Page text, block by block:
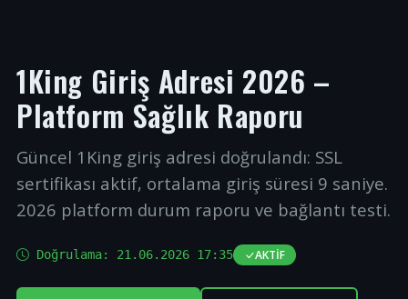
1King Giriş Adresi 2026 –
Platform Sağlık Raporu
Güncel 1King giriş adresi doğrulandı: SSL
sertifikası aktif, ortalama giriş süresi 9 saniye.
2026 platform durum raporu ve bağlantı testi.
Doğrulama: 21.06.2026 17:35 AKTIF